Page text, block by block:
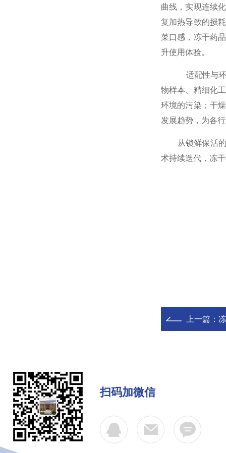
曲线，实现连续
复加热导致的损
菜口感，冻干药
升使用体验。
适配性与环保
物样本、精细化
环境的污染；干
发展趋势，为各
从锁鲜保活的
术持续迭代，冻
上一篇：
扫码加微信